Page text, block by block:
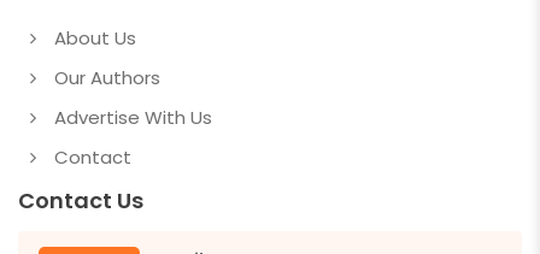
About Us
Our Authors
Advertise With Us
Contact
Contact Us